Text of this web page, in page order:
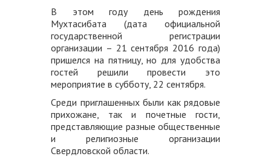
В этом году день рождения
Мухтасибата (дата официальной
государственной регистрации
организации – 21 сентября 2016 года)
пришелся на пятницу, но для удобства
гостей решили провести это
мероприятие в субботу, 22 сентября.
Среди приглашенных были как рядовые
прихожане, так и почетные гости,
представляющие разные общественные
и религиозные организации
Свердловской области.